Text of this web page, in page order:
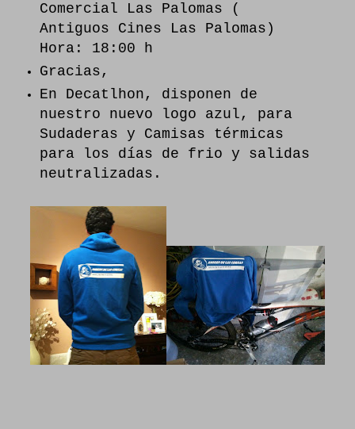
Comercial Las Palomas (
Antiguos Cines Las Palomas)
Hora: 18:00 h
Gracias,
En Decatlhon, disponen de
nuestro nuevo logo azul, para
Sudaderas y Camisas térmicas
para los días de frio y salidas
neutralizadas.